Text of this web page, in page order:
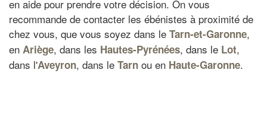
en aide pour prendre votre décision. On vous
recommande de contacter les ébénistes à proximité de
chez vous, que vous soyez dans le Tarn-et-Garonne,
en Ariège, dans les Hautes-Pyrénées, dans le Lot,
dans l'Aveyron, dans le Tarn ou en Haute-Garonne.